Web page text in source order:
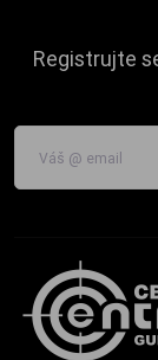
Registrujte